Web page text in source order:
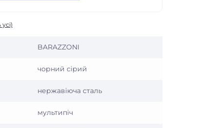
BARAZZONI
чорний сірий
нержавіюча сталь
мультипіч